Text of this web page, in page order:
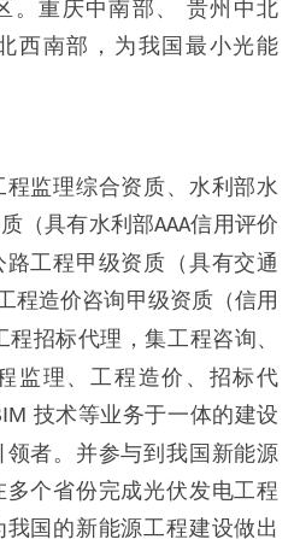
。重庆中南部、 贵州中北
西南部，为我国最小光能
监理综合资质、水利部水
（具有水利部AAA信用评价
工程甲级资质（具有交通
程造价咨询甲级资质（信用
程招标代理，集工程咨询、
监理、工程造价、招标代
技术等业务于一体的建设
者。并参与到我国新能源
个省份完成光伏发电工程
国的新能源工程建设做出